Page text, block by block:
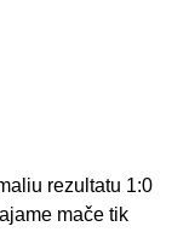
rezultatu 1:0
mače tik